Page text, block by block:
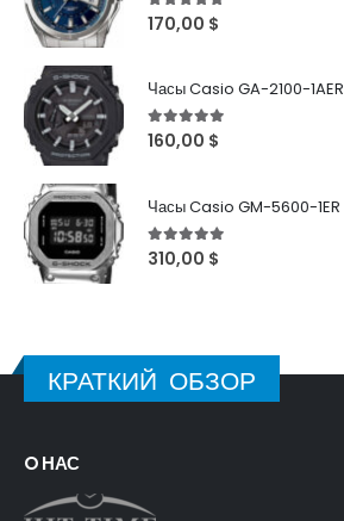
5out of 5
170,00 $
Часы Casio GA-2100-1AER
5out of 5
160,00 $
Часы Casio GM-5600-1ER
5out of 5
310,00 $
КРАТКИЙ ОБЗОР
O НАС